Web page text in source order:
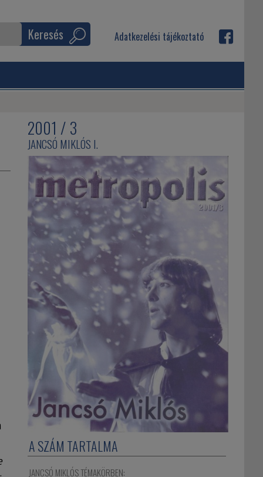
Keresés Adatkezelési tájékoztató
2001 / 3
JANCSÓ MIKLÓS I.
A SZÁM TARTALMA
JANCSÓ MIKLÓS TÉMAKÖRBEN: